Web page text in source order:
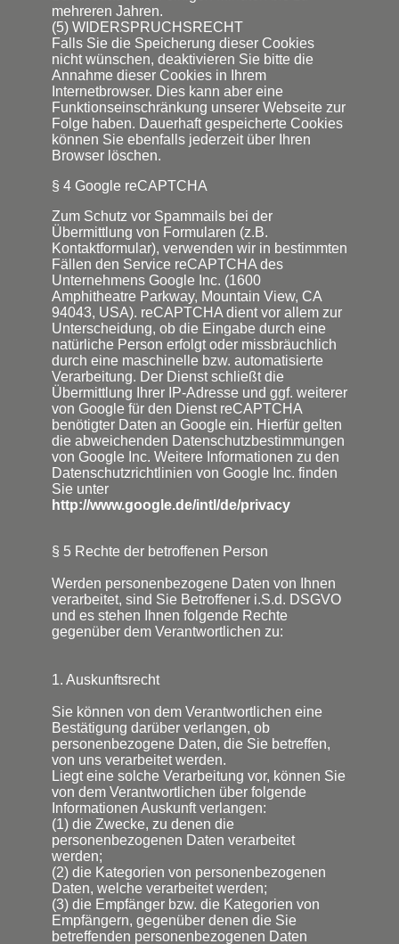
mehreren Jahren.
(5) WIDERSPRUCHSRECHT
Falls Sie die Speicherung dieser Cookies
nicht wünschen, deaktivieren Sie bitte die
Annahme dieser Cookies in Ihrem
Internetbrowser. Dies kann aber eine
Funktionseinschränkung unserer Webseite zur
Folge haben. Dauerhaft gespeicherte Cookies
können Sie ebenfalls jederzeit über Ihren
Browser löschen.
§ 4 Google reCAPTCHA
Zum Schutz vor Spammails bei der
Übermittlung von Formularen (z.B.
Kontaktformular), verwenden wir in bestimmten
Fällen den Service reCAPTCHA des
Unternehmens Google Inc. (1600
Amphitheatre Parkway, Mountain View, CA
94043, USA). reCAPTCHA dient vor allem zur
Unterscheidung, ob die Eingabe durch eine
natürliche Person erfolgt oder missbräuchlich
durch eine maschinelle bzw. automatisierte
Verarbeitung. Der Dienst schließt die
Übermittlung Ihrer IP-Adresse und ggf. weiterer
von Google für den Dienst reCAPTCHA
benötigter Daten an Google ein. Hierfür gelten
die abweichenden Datenschutzbestimmungen
von Google Inc. Weitere Informationen zu den
Datenschutzrichtlinien von Google Inc. finden
Sie unter
http://www.google.de/intl/de/privacy
§ 5 Rechte der betroffenen Person
Werden personenbezogene Daten von Ihnen
verarbeitet, sind Sie Betroffener i.S.d. DSGVO
und es stehen Ihnen folgende Rechte
gegenüber dem Verantwortlichen zu:
1. Auskunftsrecht
Sie können von dem Verantwortlichen eine
Bestätigung darüber verlangen, ob
personenbezogene Daten, die Sie betreffen,
von uns verarbeitet werden.
Liegt eine solche Verarbeitung vor, können Sie
von dem Verantwortlichen über folgende
Informationen Auskunft verlangen:
(1) die Zwecke, zu denen die
personenbezogenen Daten verarbeitet
werden;
(2) die Kategorien von personenbezogenen
Daten, welche verarbeitet werden;
(3) die Empfänger bzw. die Kategorien von
Empfängern, gegenüber denen die Sie
betreffenden personenbezogenen Daten